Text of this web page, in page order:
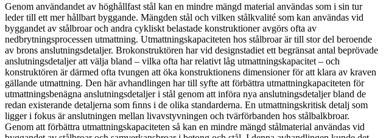
Genom användandet av höghållfast stål kan en mindre mängd material användas som i sin tur
leder till ett mer hållbart byggande. Mängden stål och vilken stålkvalité som kan användas vid
byggandet av stålbroar och andra cykliskt belastade konstruktioner avgörs ofta av
nedbrytningsprocessen utmattning. Utmattningskapaciteten hos stålbroar är till stor del beroende
av brons anslutningsdetaljer. Brokonstruktören har vid designstadiet ett begränsat antal beprövade
anslutningsdetaljer att välja bland – vilka ofta har relativt låg utmattningskapacitet – och
konstruktören är därmed ofta tvungen att öka konstruktionens dimensioner för att klara av kraven
gällande utmattning. Den här avhandlingen har till syfte att förbättra utmattningkapaciteten för
utmattningsbenägna anslutningsdetaljer i stål genom att införa nya anslutningsdetaljer bland de
redan existerande detaljerna som ﬁnns i de olika standarderna. En utmattningskritisk detalj som
ligger i fokus är anslutningen mellan livavstyvningen och tvärförbanden hos stålbalkbroar.
Genom att förbättra utmattningskapaciteten så kan en mindre mängd stålmaterial användas vid